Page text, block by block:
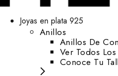
Joyas en plata 925
Anillos
Anillos De
Ver Todos
Conoce Tu